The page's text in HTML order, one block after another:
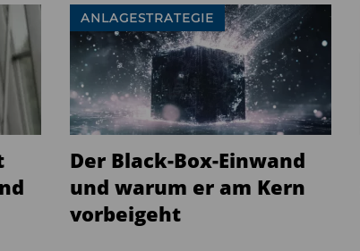
Kürzungen in den Renten und im
zu erhöhen.
Maßnahmen zur besseren
und eine Modernisierung des
ANLAGESTRATEGIE
Der Black-Box-Einwand
und warum er am Kern
vorbeigeht